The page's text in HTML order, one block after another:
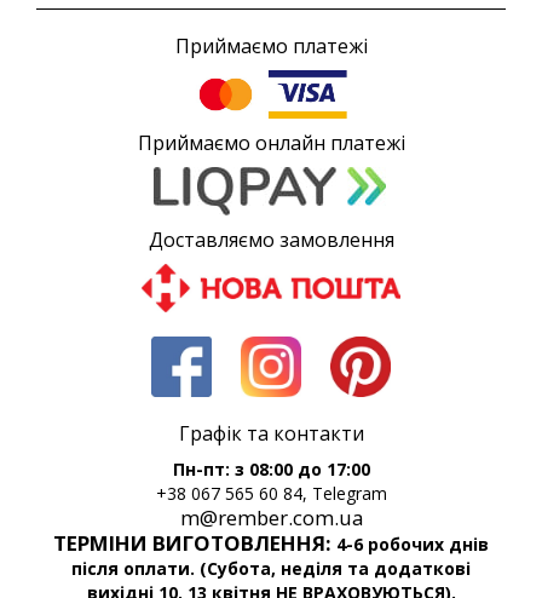
Приймаємо платежі
Приймаємо онлайн платежі
Доставляємо замовлення
Графік та контакти
Пн-пт: з 08:00 до 17:00
+38 067 565 60 84, Telegram
m@rember.com.ua
ТЕРМІНИ ВИГОТОВЛЕННЯ: 4-6 робочих днів
після оплати. (Субота, неділя та додаткові
вихідні 10, 13 квітня НЕ ВРАХОВУЮТЬСЯ).